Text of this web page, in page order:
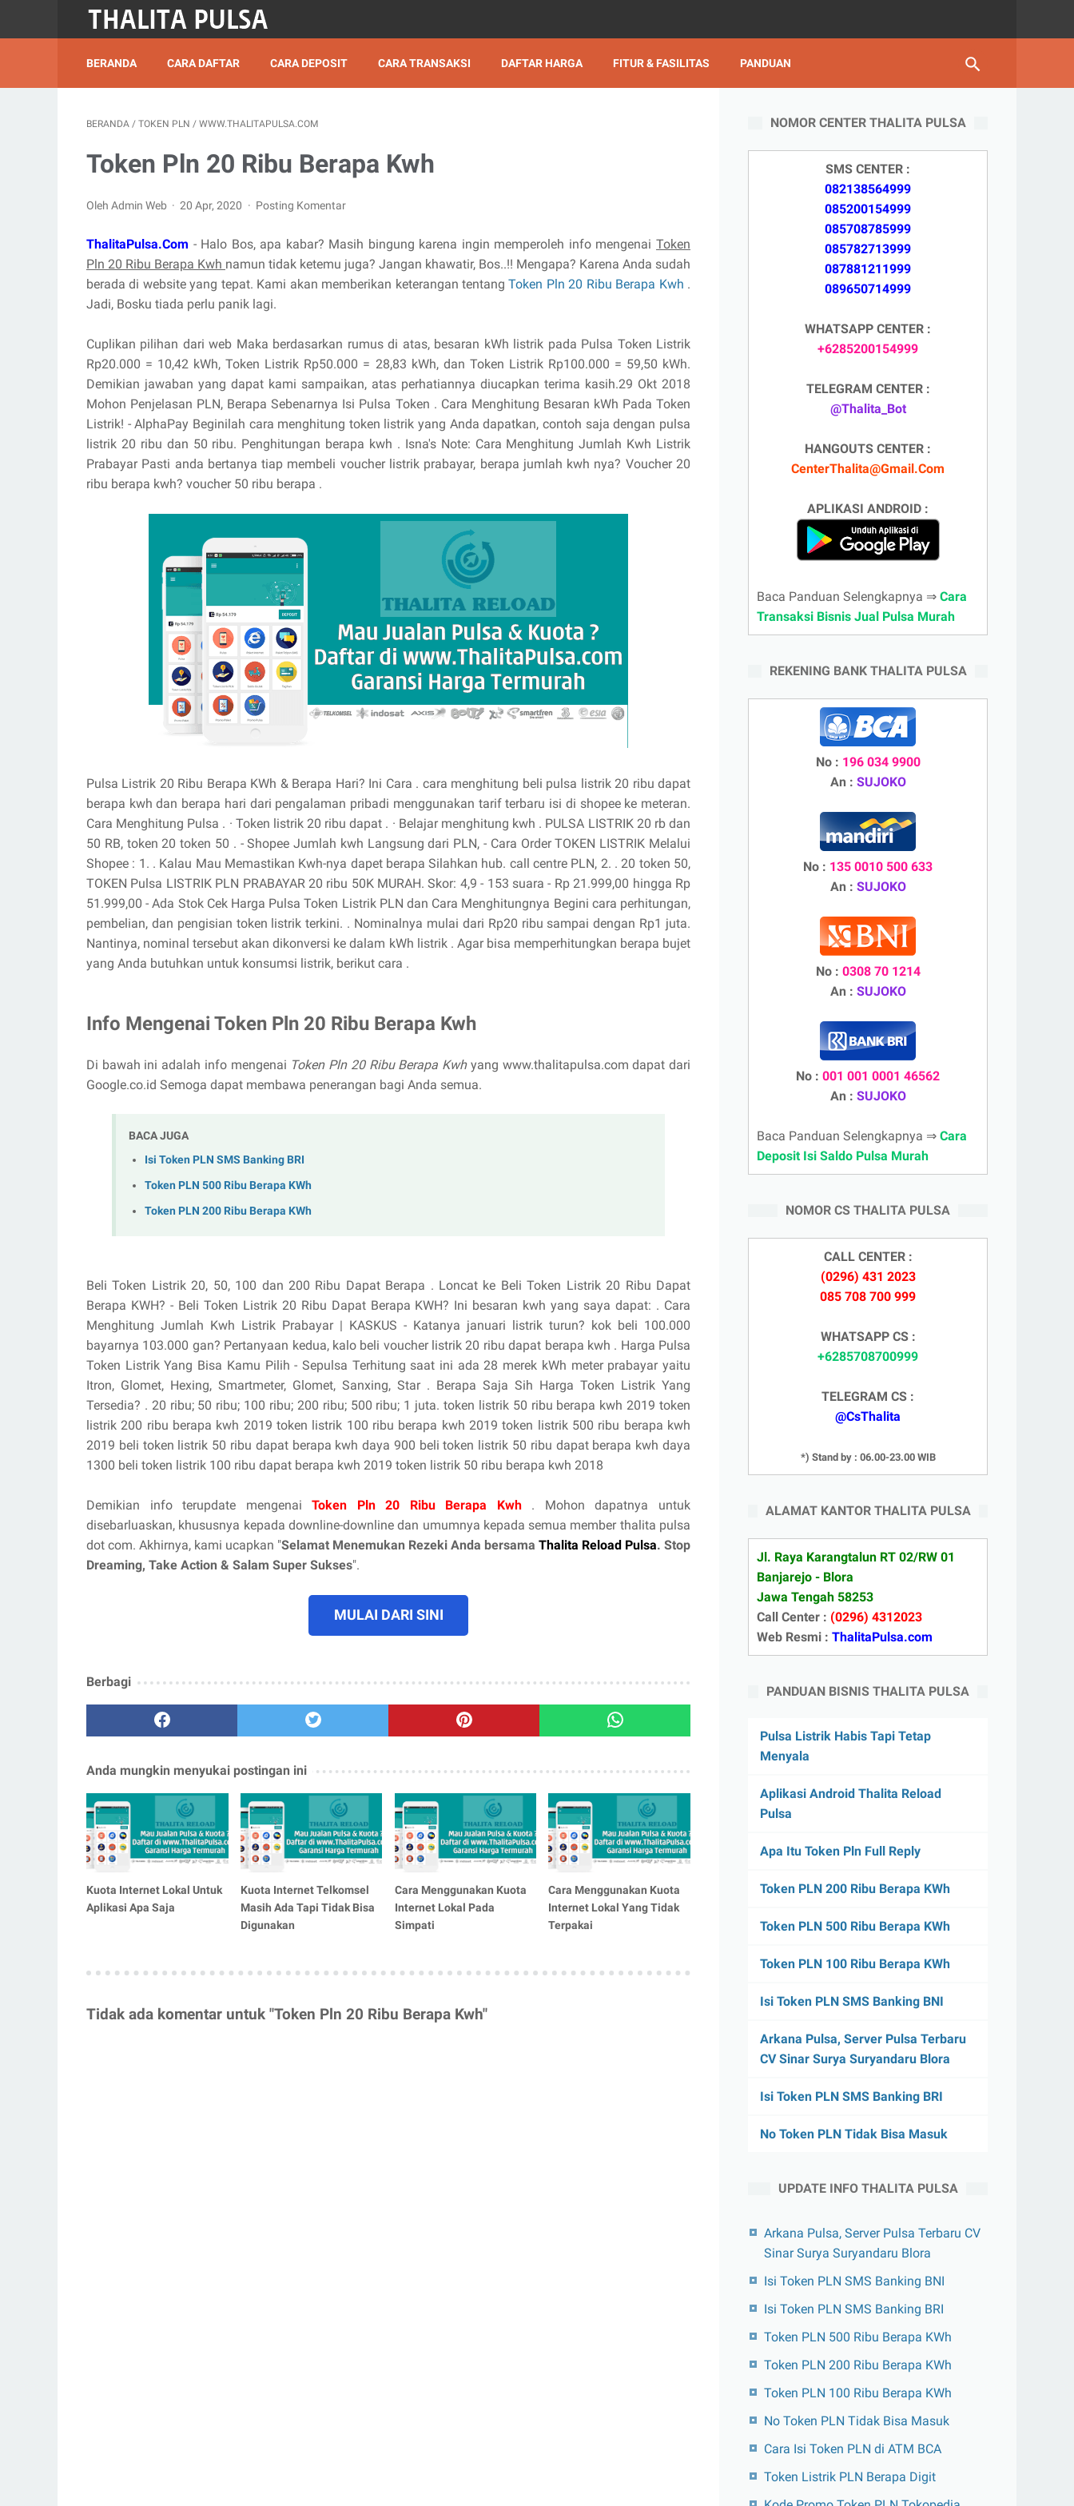
BERANDA CARA DAFTAR CARA DEPOSIT CARA TRANSAKSI DAFTAR HARGA FITUR & FASILITAS PANDUAN
BERANDA / TOKEN PLN / WWW.THALITAPULSA.COM
Token Pln 20 Ribu Berapa Kwh
Oleh Admin Web 20 Apr, 2020 Posting Komentar
ThalitaPulsa.Com - Halo Bos, apa kabar? Masih bingung karena ingin memperoleh info mengenai Token
Pln 20 Ribu Berapa Kwh namun tidak ketemu juga? Jangan khawatir, Bos..!! Mengapa? Karena Anda sudah
berada di website yang tepat. Kami akan memberikan keterangan tentangToken Pln 20 Ribu Berapa Kwh .
Jadi, Bosku tiada perlu panik lagi.
Cuplikan pilihan dari web Maka berdasarkan rumus di atas, besaran kWh listrik pada Pulsa Token Listrik
Rp20.000 = 10,42 kWh, Token Listrik Rp50.000 = 28,83 kWh, dan Token Listrik Rp100.000 = 59,50 kWh.
Demikian jawaban yang dapat kami sampaikan, atas perhatiannya diucapkan terima kasih.29 Okt 2018
Mohon Penjelasan PLN, Berapa Sebenarnya Isi Pulsa Token . Cara Menghitung Besaran kWh Pada Token
Listrik! - AlphaPay Beginilah cara menghitung token listrik yang Anda dapatkan, contoh saja dengan pulsa
listrik 20 ribu dan 50 ribu. Penghitungan berapa kwh . Isna's Note: Cara Menghitung Jumlah Kwh Listrik
Prabayar Pasti anda bertanya tiap membeli voucher listrik prabayar, berapa jumlah kwh nya? Voucher 20
ribu berapa kwh? voucher 50 ribu berapa .
Pulsa Listrik 20 Ribu Berapa KWh & Berapa Hari? Ini Cara . cara menghitung beli pulsa listrik 20 ribu dapat
berapa kwh dan berapa hari dari pengalaman pribadi menggunakan tarif terbaru isi di shopee ke meteran.
‎Cara Menghitung Pulsa . · ‎Token listrik 20 ribu dapat . · ‎Belajar menghitung kwh . PULSA LISTRIK 20 rb dan
50 RB, token 20 token 50 . - Shopee Jumlah kwh Langsung dari PLN, - Cara Order TOKEN LISTRIK Melalui
Shopee : 1. . Kalau Mau Memastikan Kwh-nya dapet berapa Silahkan hub. call centre PLN, 2. . 20 token 50,
TOKEN Pulsa LISTRIK PLN PRABAYAR 20 ribu 50K MURAH. Skor: 4,9 - ‎153 suara - ‎Rp 21.999,00 hingga Rp
51.999,00 - ‎Ada Stok Cek Harga Pulsa Token Listrik PLN dan Cara Menghitungnya Begini cara perhitungan,
pembelian, dan pengisian token listrik terkini. . Nominalnya mulai dari Rp20 ribu sampai dengan Rp1 juta.
Nantinya, nominal tersebut akan dikonversi ke dalam kWh listrik . Agar bisa memperhitungkan berapa bujet
yang Anda butuhkan untuk konsumsi listrik, berikut cara .
Info Mengenai Token Pln 20 Ribu Berapa Kwh
Di bawah ini adalah info mengenai Token Pln 20 Ribu Berapa Kwh yang www.thalitapulsa.com dapat dari
Google.co.id Semoga dapat membawa penerangan bagi Anda semua.
BACA JUGA
Isi Token PLN SMS Banking BRI
Token PLN 500 Ribu Berapa KWh
Token PLN 200 Ribu Berapa KWh
Beli Token Listrik 20, 50, 100 dan 200 Ribu Dapat Berapa . Loncat ke Beli Token Listrik 20 Ribu Dapat
Berapa KWH? - Beli Token Listrik 20 Ribu Dapat Berapa KWH? Ini besaran kwh yang saya dapat: . Cara
Menghitung Jumlah Kwh Listrik Prabayar | KASKUS - Katanya januari listrik turun? kok beli 100.000
bayarnya 103.000 gan? Pertanyaan kedua, kalo beli voucher listrik 20 ribu dapat berapa kwh . Harga Pulsa
Token Listrik Yang Bisa Kamu Pilih - Sepulsa Terhitung saat ini ada 28 merek kWh meter prabayar yaitu
Itron, Glomet, Hexing, Smartmeter, Glomet, Sanxing, Star . Berapa Saja Sih Harga Token Listrik Yang
Tersedia? . 20 ribu; 50 ribu; 100 ribu; 200 ribu; 500 ribu; 1 juta. token listrik 50 ribu berapa kwh 2019 token
listrik 200 ribu berapa kwh 2019 token listrik 100 ribu berapa kwh 2019 token listrik 500 ribu berapa kwh
2019 beli token listrik 50 ribu dapat berapa kwh daya 900 beli token listrik 50 ribu dapat berapa kwh daya
1300 beli token listrik 100 ribu dapat berapa kwh 2019 token listrik 50 ribu berapa kwh 2018
Demikian info terupdate mengenaiToken Pln 20 Ribu Berapa Kwh . Mohon dapatnya untuk
disebarluaskan, khususnya kepada downline-downline dan umumnya kepada semua member thalita pulsa
dot com. Akhirnya, kami ucapkan "Selamat Menemukan Rezeki Anda bersama Thalita Reload Pulsa. Stop
Dreaming, Take Action & Salam Super Sukses".
MULAI DARI SINI
Berbagi
Anda mungkin menyukai postingan ini
Kuota Internet Lokal Untuk
Aplikasi Apa Saja
Kuota Internet Telkomsel
Masih Ada Tapi Tidak Bisa
Digunakan
Cara Menggunakan Kuota
Internet Lokal Pada
Simpati
Cara Menggunakan Kuota
Internet Lokal Yang Tidak
Terpakai
Tidak ada komentar untuk "Token Pln 20 Ribu Berapa Kwh"
NOMOR CENTER THALITA PULSA
SMS CENTER :
082138564999
085200154999
085708785999
085782713999
087881211999
089650714999
WHATSAPP CENTER :
+6285200154999
TELEGRAM CENTER :
@Thalita_Bot
HANGOUTS CENTER :
CenterThalita@Gmail.Com
APLIKASI ANDROID :
Baca Panduan Selengkapnya ⇒ Cara
Transaksi Bisnis Jual Pulsa Murah
REKENING BANK THALITA PULSA
No : 196 034 9900
An : SUJOKO
No : 135 0010 500 633
An : SUJOKO
No : 0308 70 1214
An : SUJOKO
No : 001 001 0001 46562
An : SUJOKO
Baca Panduan Selengkapnya ⇒ Cara
Deposit Isi Saldo Pulsa Murah
NOMOR CS THALITA PULSA
CALL CENTER :
(0296) 431 2023
085 708 700 999
WHATSAPP CS :
+6285708700999
TELEGRAM CS :
@CsThalita
*) Stand by : 06.00-23.00 WIB
ALAMAT KANTOR THALITA PULSA
Jl. Raya Karangtalun RT 02/RW 01
Banjarejo - Blora
Jawa Tengah 58253
Call Center : (0296) 4312023
Web Resmi : ThalitaPulsa.com
PANDUAN BISNIS THALITA PULSA
Pulsa Listrik Habis Tapi Tetap
Menyala
Aplikasi Android Thalita Reload
Pulsa
Apa Itu Token Pln Full Reply
Token PLN 200 Ribu Berapa KWh
Token PLN 500 Ribu Berapa KWh
Token PLN 100 Ribu Berapa KWh
Isi Token PLN SMS Banking BNI
Arkana Pulsa, Server Pulsa Terbaru
CV Sinar Surya Suryandaru Blora
Isi Token PLN SMS Banking BRI
No Token PLN Tidak Bisa Masuk
UPDATE INFO THALITA PULSA
Arkana Pulsa, Server Pulsa Terbaru CV
Sinar Surya Suryandaru Blora
Isi Token PLN SMS Banking BNI
Isi Token PLN SMS Banking BRI
Token PLN 500 Ribu Berapa KWh
Token PLN 200 Ribu Berapa KWh
Token PLN 100 Ribu Berapa KWh
No Token PLN Tidak Bisa Masuk
Cara Isi Token PLN di ATM BCA
Token Listrik PLN Berapa Digit